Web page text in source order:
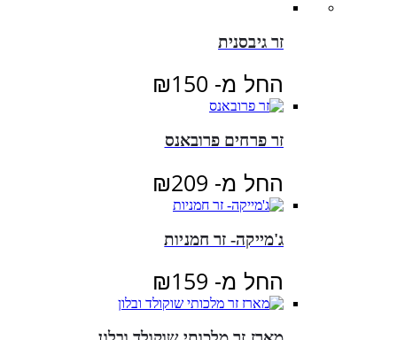
זר גיבסנית
החל מ- ₪150
זר פרחים פרובאנס
החל מ- ₪209
ג'מייקה- זר חמניות
החל מ- ₪159